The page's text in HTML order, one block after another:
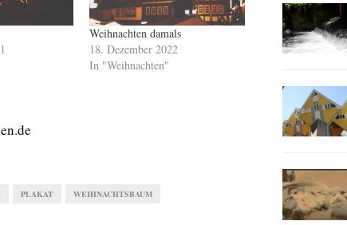
Weihnachten damals
18. Dezember 2022
In "Weihnachten"
PLAKAT WEIHNACHTSBAUM